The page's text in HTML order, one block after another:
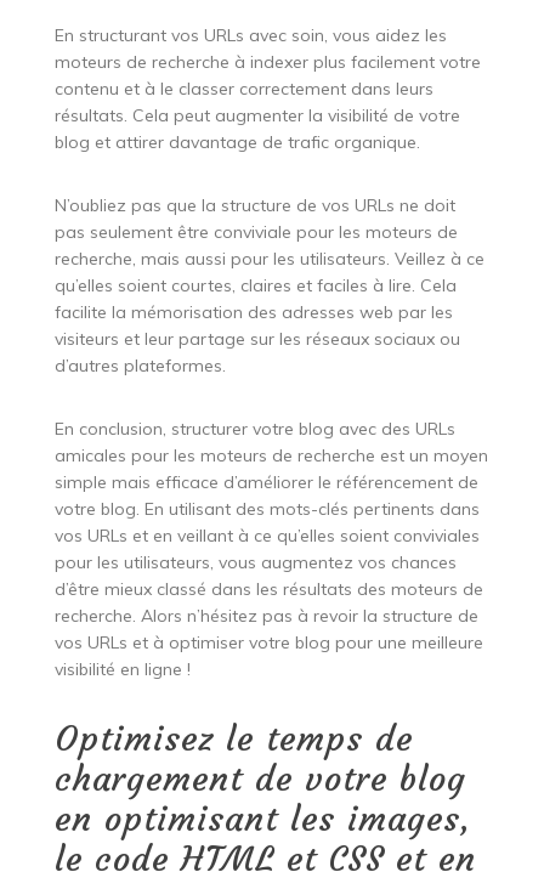
En structurant vos URLs avec soin, vous aidez les
moteurs de recherche à indexer plus facilement votre
contenu et à le classer correctement dans leurs
résultats. Cela peut augmenter la visibilité de votre
blog et attirer davantage de trafic organique.
N’oubliez pas que la structure de vos URLs ne doit
pas seulement être conviviale pour les moteurs de
recherche, mais aussi pour les utilisateurs. Veillez à ce
qu’elles soient courtes, claires et faciles à lire. Cela
facilite la mémorisation des adresses web par les
visiteurs et leur partage sur les réseaux sociaux ou
d’autres plateformes.
En conclusion, structurer votre blog avec des URLs
amicales pour les moteurs de recherche est un moyen
simple mais efficace d’améliorer le référencement de
votre blog. En utilisant des mots-clés pertinents dans
vos URLs et en veillant à ce qu’elles soient conviviales
pour les utilisateurs, vous augmentez vos chances
d’être mieux classé dans les résultats des moteurs de
recherche. Alors n’hésitez pas à revoir la structure de
vos URLs et à optimiser votre blog pour une meilleure
visibilité en ligne !
Optimisez le temps de
chargement de votre blog
en optimisant les images,
le code HTML et CSS et en